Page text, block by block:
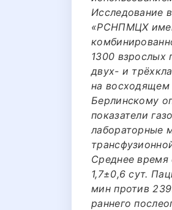
Исследование
«РСНПМЦХ
1300 взрослых
двух- и
на восходящем
Берлинскому
показатели
лабораторные
Среднее время
1,7±0,6 сут.
мин против
раннего